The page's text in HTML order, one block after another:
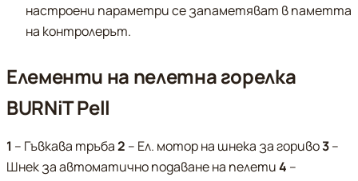
настроени параметри се запаметяват в паметта
на контролерът.
Елементи на пелетна горелка
BURNiT Pell
1 – Гъвкава тръба2 – Ел. мотор на шнека за гориво3–
Шнек за автоматично подаване на пелети4 –